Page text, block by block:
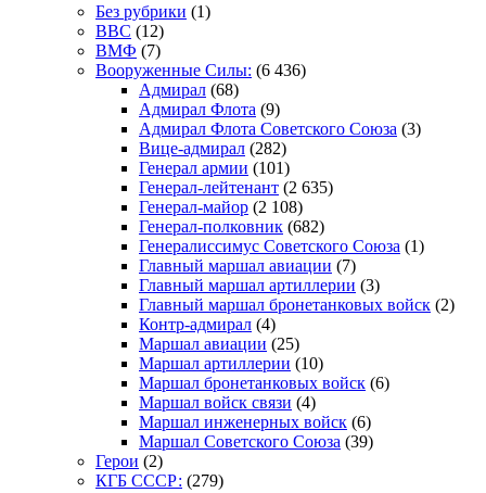
Без рубрики (1)
ВВС (12)
ВМФ (7)
Вооруженные Силы: (6 436)
Адмирал (68)
Адмирал Флота (9)
Адмирал Флота Советского Союза (3)
Вице-адмирал (282)
Генерал армии (101)
Генерал-лейтенант (2 635)
Генерал-майор (2 108)
Генерал-полковник (682)
Генералиссимус Советского Союза (1)
Главный маршал авиации (7)
Главный маршал артиллерии (3)
Главный маршал бронетанковых войск (2)
Контр-адмирал (4)
Маршал авиации (25)
Маршал артиллерии (10)
Маршал бронетанковых войск (6)
Маршал войск связи (4)
Маршал инженерных войск (6)
Маршал Советского Союза (39)
Герои (2)
КГБ СССР: (279)